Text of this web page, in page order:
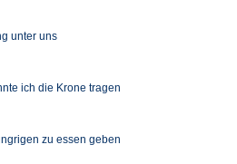
unter uns
ich die Krone tragen
zu essen geben